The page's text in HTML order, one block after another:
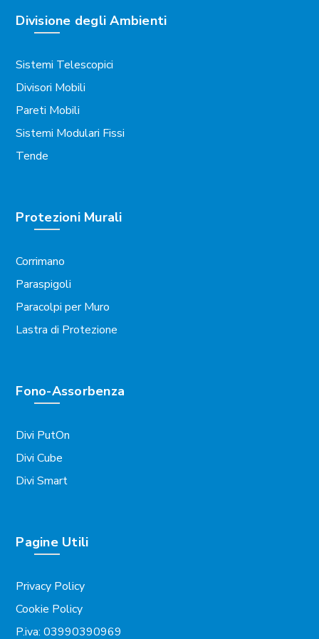
Divisione degli Ambienti
Sistemi Telescopici
Divisori Mobili
Pareti Mobili
Sistemi Modulari Fissi
Tende
Protezioni Murali
Corrimano
Paraspigoli
Paracolpi per Muro
Lastra di Protezione
Fono-Assorbenza
Divi PutOn
Divi Cube
Divi Smart
Pagine Utili
Privacy Policy
Cookie Policy
P.iva: 03990390969